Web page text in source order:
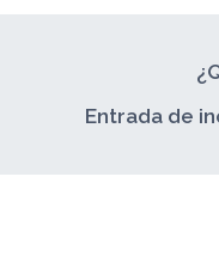
Entrada de